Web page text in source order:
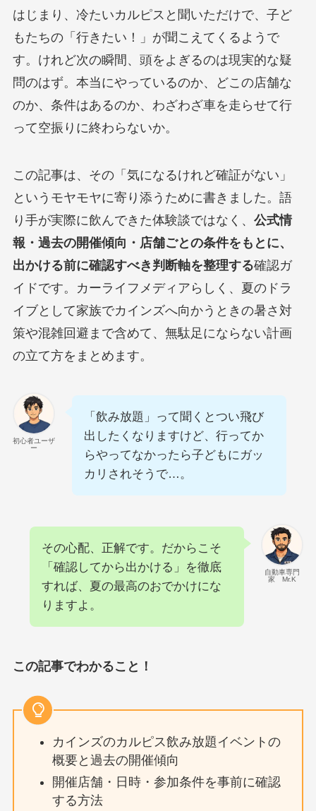
はじまり、冷たいカルピスと聞いただけで、子ど
もたちの「行きたい！」が聞こえてくるようで
す。けれど次の瞬間、頭をよぎるのは現実的な疑
問のはず。本当にやっているのか、どこの店舗な
のか、条件はあるのか、わざわざ車を走らせて行
って空振りに終わらないか。
この記事は、その「気になるけれど確証がない」
というモヤモヤに寄り添うために書きました。語
り手が実際に飲んできた体験談ではなく、 公式情
報・過去の開催傾向・店舗ごとの条件をもとに、
出かける前に確認すべき判断軸を整理する確認ガ
イドです。カーライフメディアらしく、夏のドラ
イブとして家族でカインズへ向かうときの暑さ対
策や混雑回避まで含めて、無駄足にならない計画
の立て方をまとめます。
初心者ユーザ
ー
「飲み放題」って聞くとつい飛び
出したくなりますけど、行ってか
らやってなかったら子どもにガッ
カリされそうで…。
自動車専門
家 Mr.K
その心配、正解です。だからこそ
「確認してから出かける」を徹底
すれば、夏の最高のおでかけにな
りますよ。
この記事でわかること！
カインズのカルピス飲み放題イベントの
概要と過去の開催傾向
開催店舗・日時・参加条件を事前に確認
する方法